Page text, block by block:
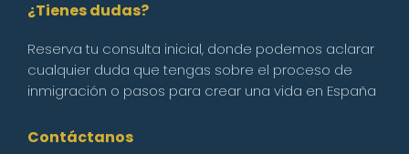
¿Tienes dudas?
Reserva tu consulta inicial, donde podemos aclarar
cualquier duda que tengas sobre el proceso de
inmigración o pasos para crear una vida en España
Contáctanos